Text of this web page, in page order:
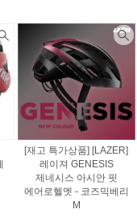
[재고 특가상품] [LAZER]
레이져 GENESIS
제네시스 아시안 핏
에어로헬멧 - 코즈믹베리
M